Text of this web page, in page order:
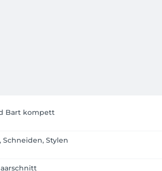
Bart kompett
Schneiden, Stylen